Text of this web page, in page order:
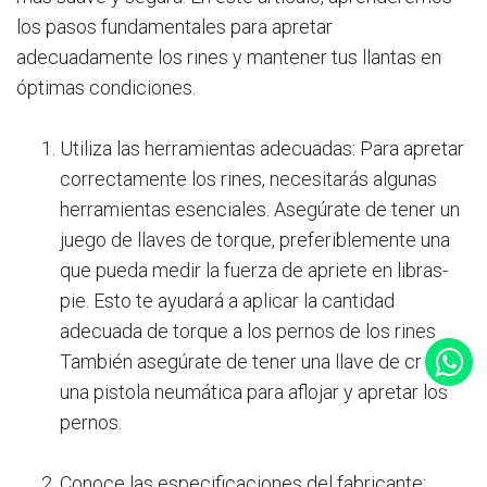
los pasos fundamentales para apretar
adecuadamente los rines y mantener tus llantas en
óptimas condiciones.
Utiliza las herramientas adecuadas: Para apretar
correctamente los rines, necesitarás algunas
herramientas esenciales. Asegúrate de tener un
juego de llaves de torque, preferiblemente una
que pueda medir la fuerza de apriete en libras-
pie. Esto te ayudará a aplicar la cantidad
adecuada de torque a los pernos de los rines.
También asegúrate de tener una llave de cruz o
una pistola neumática para aflojar y apretar los
pernos.